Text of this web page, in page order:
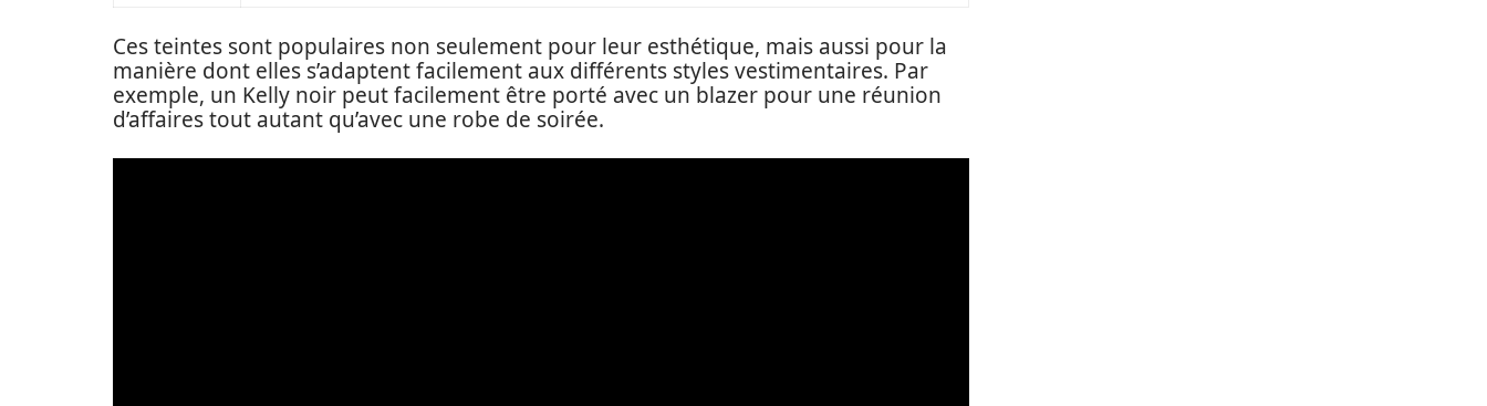
Ces teintes sont populaires non seulement pour leur esthétique, mais aussi pour la
manière dont elles s’adaptent facilement aux différents styles vestimentaires. Par
exemple, un Kelly noir peut facilement être porté avec un blazer pour une réunion
d’affaires tout autant qu’avec une robe de soirée.